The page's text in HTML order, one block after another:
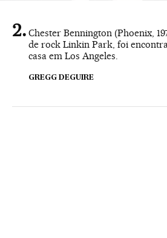
Chester Bennington (Phoenix,
de rock Linkin Park, foi
casa em Los Angeles.
GREGG DEGUIRE